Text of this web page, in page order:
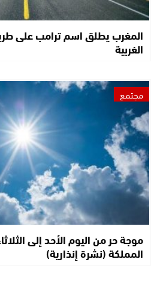
المغرب يطلق اسم ترامب على
الغربية
مجتمع
موجة حر من اليوم الأحد إلى
المملكة (نشرة إنذارية)